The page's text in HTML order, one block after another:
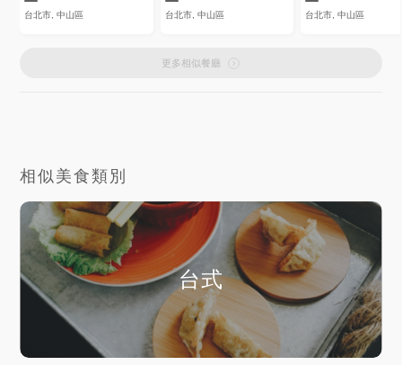
台北市, 中山區 台北市, 中山區 台北市, 中山區
更多相似餐廳
相似美食類別
台式